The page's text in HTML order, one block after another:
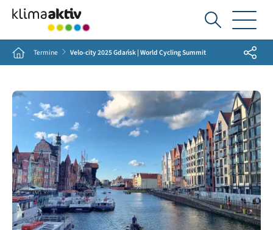
Ich
suche...
Home Termine Velo-city 2025 Gdańsk | World Cycling Summit Share